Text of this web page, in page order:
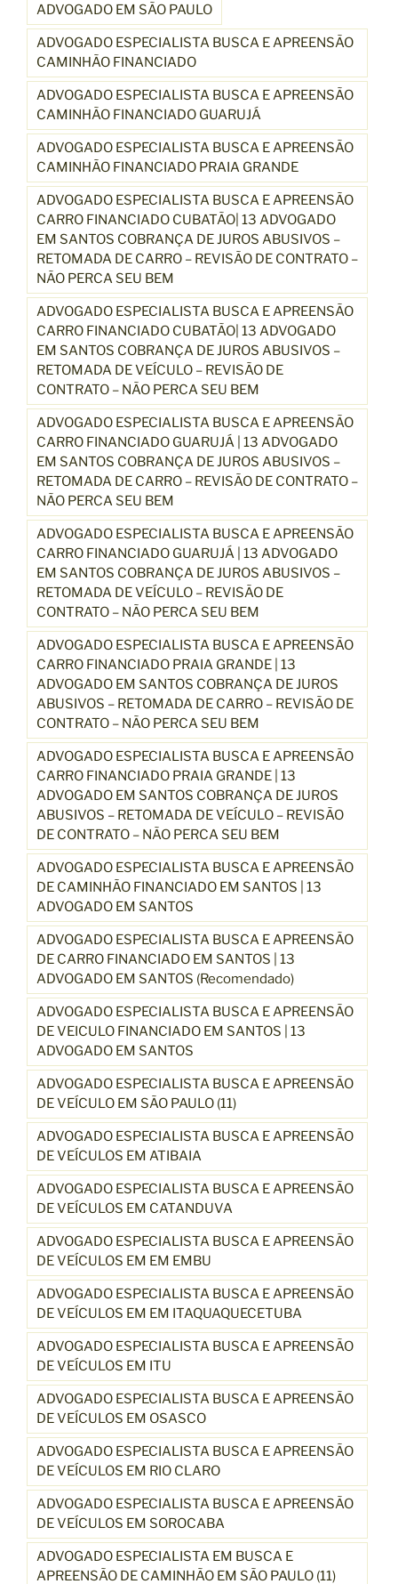
ADVOGADO EM SÃO PAULO
ADVOGADO ESPECIALISTA BUSCA E APREENSÃO
CAMINHÃO FINANCIADO
ADVOGADO ESPECIALISTA BUSCA E APREENSÃO
CAMINHÃO FINANCIADO GUARUJÁ
ADVOGADO ESPECIALISTA BUSCA E APREENSÃO
CAMINHÃO FINANCIADO PRAIA GRANDE
ADVOGADO ESPECIALISTA BUSCA E APREENSÃO
CARRO FINANCIADO CUBATÃO| 13 ADVOGADO
EM SANTOS COBRANÇA DE JUROS ABUSIVOS –
RETOMADA DE CARRO – REVISÃO DE CONTRATO –
NÃO PERCA SEU BEM
ADVOGADO ESPECIALISTA BUSCA E APREENSÃO
CARRO FINANCIADO CUBATÃO| 13 ADVOGADO
EM SANTOS COBRANÇA DE JUROS ABUSIVOS –
RETOMADA DE VEÍCULO – REVISÃO DE
CONTRATO – NÃO PERCA SEU BEM
ADVOGADO ESPECIALISTA BUSCA E APREENSÃO
CARRO FINANCIADO GUARUJÁ | 13 ADVOGADO
EM SANTOS COBRANÇA DE JUROS ABUSIVOS –
RETOMADA DE CARRO – REVISÃO DE CONTRATO –
NÃO PERCA SEU BEM
ADVOGADO ESPECIALISTA BUSCA E APREENSÃO
CARRO FINANCIADO GUARUJÁ | 13 ADVOGADO
EM SANTOS COBRANÇA DE JUROS ABUSIVOS –
RETOMADA DE VEÍCULO – REVISÃO DE
CONTRATO – NÃO PERCA SEU BEM
ADVOGADO ESPECIALISTA BUSCA E APREENSÃO
CARRO FINANCIADO PRAIA GRANDE | 13
ADVOGADO EM SANTOS COBRANÇA DE JUROS
ABUSIVOS – RETOMADA DE CARRO – REVISÃO DE
CONTRATO – NÃO PERCA SEU BEM
ADVOGADO ESPECIALISTA BUSCA E APREENSÃO
CARRO FINANCIADO PRAIA GRANDE | 13
ADVOGADO EM SANTOS COBRANÇA DE JUROS
ABUSIVOS – RETOMADA DE VEÍCULO – REVISÃO
DE CONTRATO – NÃO PERCA SEU BEM
ADVOGADO ESPECIALISTA BUSCA E APREENSÃO
DE CAMINHÃO FINANCIADO EM SANTOS | 13
ADVOGADO EM SANTOS
ADVOGADO ESPECIALISTA BUSCA E APREENSÃO
DE CARRO FINANCIADO EM SANTOS | 13
ADVOGADO EM SANTOS (Recomendado)
ADVOGADO ESPECIALISTA BUSCA E APREENSÃO
DE VEICULO FINANCIADO EM SANTOS | 13
ADVOGADO EM SANTOS
ADVOGADO ESPECIALISTA BUSCA E APREENSÃO
DE VEÍCULO EM SÃO PAULO (11)
ADVOGADO ESPECIALISTA BUSCA E APREENSÃO
DE VEÍCULOS EM ATIBAIA
ADVOGADO ESPECIALISTA BUSCA E APREENSÃO
DE VEÍCULOS EM CATANDUVA
ADVOGADO ESPECIALISTA BUSCA E APREENSÃO
DE VEÍCULOS EM EM EMBU
ADVOGADO ESPECIALISTA BUSCA E APREENSÃO
DE VEÍCULOS EM EM ITAQUAQUECETUBA
ADVOGADO ESPECIALISTA BUSCA E APREENSÃO
DE VEÍCULOS EM ITU
ADVOGADO ESPECIALISTA BUSCA E APREENSÃO
DE VEÍCULOS EM OSASCO
ADVOGADO ESPECIALISTA BUSCA E APREENSÃO
DE VEÍCULOS EM RIO CLARO
ADVOGADO ESPECIALISTA BUSCA E APREENSÃO
DE VEÍCULOS EM SOROCABA
ADVOGADO ESPECIALISTA EM BUSCA E
APREENSÃO DE CAMINHÃO EM SÃO PAULO (11)